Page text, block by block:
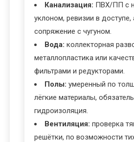
Канализация: ПВХ/ПП с
уклоном, ревизии в доступе,
сопряжение с чугуном.
Вода: коллекторная
металлопластика или
фильтрами и редукторами.
Полы: умеренный по
лёгкие материалы,
гидроизоляция.
Вентиляция: проверка
решётки, по возможности